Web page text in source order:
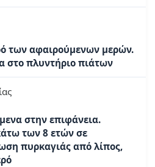
των αφαιρούμενων μερών.
στο πλυντήριο πιάτων
στην επιφάνεια.
των 8 ετών σε
πυρκαγιάς από λίπος,